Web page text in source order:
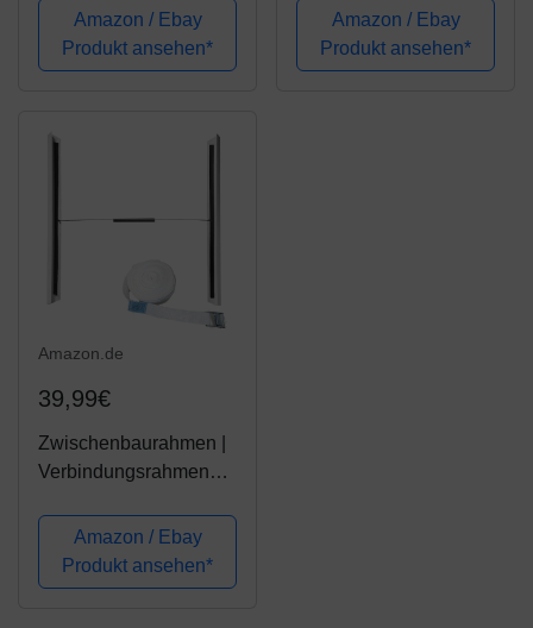
Amazon / Ebay
Produkt ansehen*
Verbindungsrahmen
mit Ablage und
Wäscheleine /
Amazon / Ebay
Produkt ansehen*
Amazon.de
39,99€
Zwischenbaurahmen |
Verbindungsrahmen
Waschmaschine und
Trockner | Zurrgurt
Inklusive | 60x60 cm |
Amazon / Ebay
Produkt ansehen*